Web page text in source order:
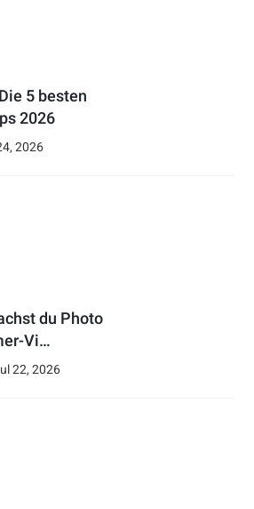
5 besten
2026
2026
du Photo
Vi…
22, 2026